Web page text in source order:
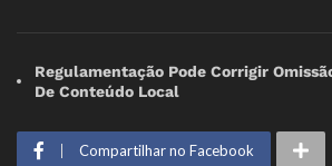
Regulamentação Pode Corrigir
De Conteúdo Local
Compartilhar no Facebook